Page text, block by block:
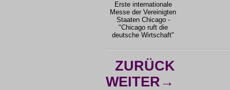
Erste internationale
Messe der Vereinigten
Staaten Chicago -
"Chicago ruft die
deutsche Wirtschaft"
ZURÜCK
WEITER→